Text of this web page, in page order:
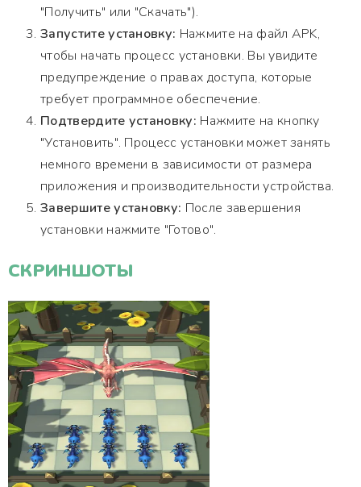
"Получить" или "Скачать").
Запустите установку: Нажмите на файл APK,
чтобы начать процесс установки. Вы увидите
предупреждение о правах доступа, которые
требует программное обеспечение.
Подтвердите установку: Нажмите на кнопку
"Установить". Процесс установки может занять
немного времени в зависимости от размера
приложения и производительности устройства.
Завершите установку: После завершения
установки нажмите "Готово".
СКРИНШОТЫ